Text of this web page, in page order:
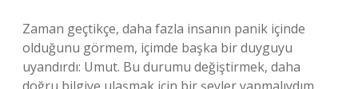
Zaman geçtikçe, daha fazla insanın panik içinde
olduğunu görmem, içimde başka bir duyguyu
uyandırdı: Umut. Bu durumu değiştirmek, daha